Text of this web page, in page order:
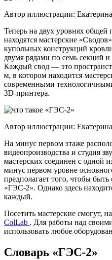
Автор иллюстрации:
Теперь на двух уровнях
находятся мастерские
купольных конструкций
двумя рядами по семь секций
Каждый свод — это
м, в котором находится
современными
3D-принтера.
Автор иллюстрации:
На минус первом этаже
видеопроизводства и студия
мастерских соединен с одной
минус первом уровне
предполагает того, чтобы
«ГЭС-2». Однако здесь
каждый.
Посетить мастерские смогут,
ColLab . Для работы над
использовать любое
Словарь «ГЭС-2»